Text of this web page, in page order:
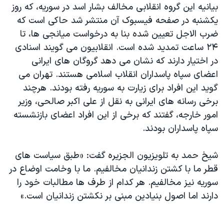
سفر پرزیدنت ترامپ به چین
بیانیه این گروه انقلابی مخالف بشار اسد در سوریه، که روز
یکشنبه در صفحه فیسبوک آن منتشر شد حاکی است که
ضرب الاجل تعیین شده بنا به درخواست میانجی ها، تا
۲۴ ساعت تمدید شده است. انقلابیون می گویند اسنادی
در اختیار دارند که نشان می دهد گروگان های ایرانی
اعضای سپاه پاسداران انقلاب اسلامی هستند. تهران می
گوید این افراد برای زیارت به سوریه رفته بودند. هرچند
برخی رسانه های ایرانی به نقل از علی اکبر صالحی، وزیر
امور خارجه، گفتند که برخی از این افراد اعضای بازنشسته
سپاه پاسداران بودند.
شیخ حمد به تلویزیون الجزیره گفت: «طبق سیاست های
قطر ما با کشتن زندانیان مخالفیم. ما با وخامت اوضاع در
سوریه نیز مخالفیم. هر کدام از طرف ها مطالبات خود را
دارند اما اصول بنیادین مبنی بر نکشتن زندانیان است.»